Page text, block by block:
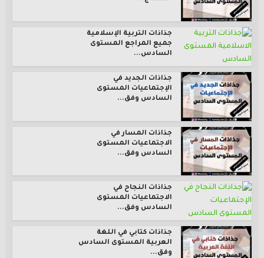
جذاذات التربية الإسلامية
جميع المراجع المستوى
السادس...
جذاذات الجديد في
الإجتماعيات المستوى
السادس وفق...
جذاذات المسار في
الاجتماعيات المستوى
السادس وفق...
جذاذات النجاح في
الاجتماعيات المستوى
السادس وفق...
جذاذات كتابي في اللغة
العربية المستوى السادس
وفق...